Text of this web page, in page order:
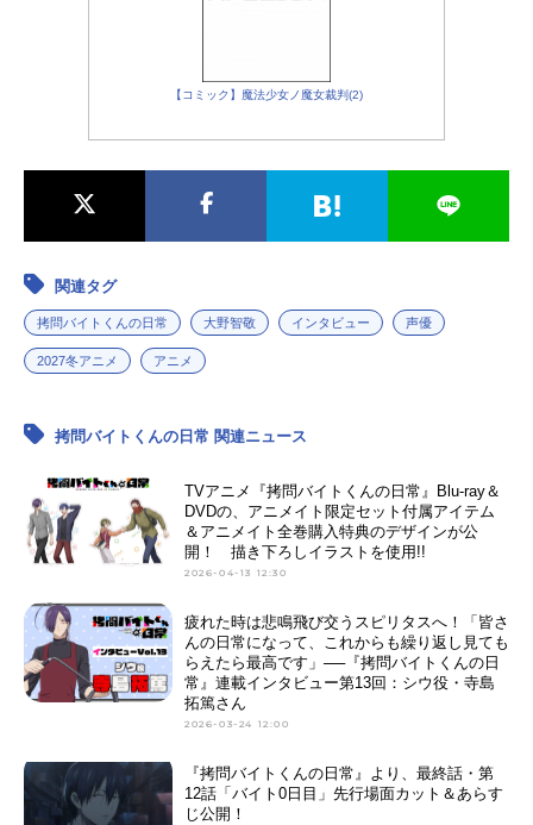
【コミック】魔法少女ノ魔女裁判(2)
関連タグ
拷問バイトくんの日常 大野智敬 インタビュー 声優
2027冬アニメ アニメ
拷問バイトくんの日常 関連ニュース
TVアニメ『拷問バイトくんの日常』Blu-ray＆
DVDの、アニメイト限定セット付属アイテム
＆アニメイト全巻購入特典のデザインが公
開！ 描き下ろしイラストを使用!!
2026-04-13 12:30
疲れた時は悲鳴飛び交うスピリタスへ！「皆さ
んの日常になって、これからも繰り返し見ても
らえたら最高です」──『拷問バイトくんの日
常』連載インタビュー第13回：シウ役・寺島
拓篤さん
2026-03-24 12:00
『拷問バイトくんの日常』より、最終話・第
12話「バイト0日目」先行場面カット＆あらす
じ公開！